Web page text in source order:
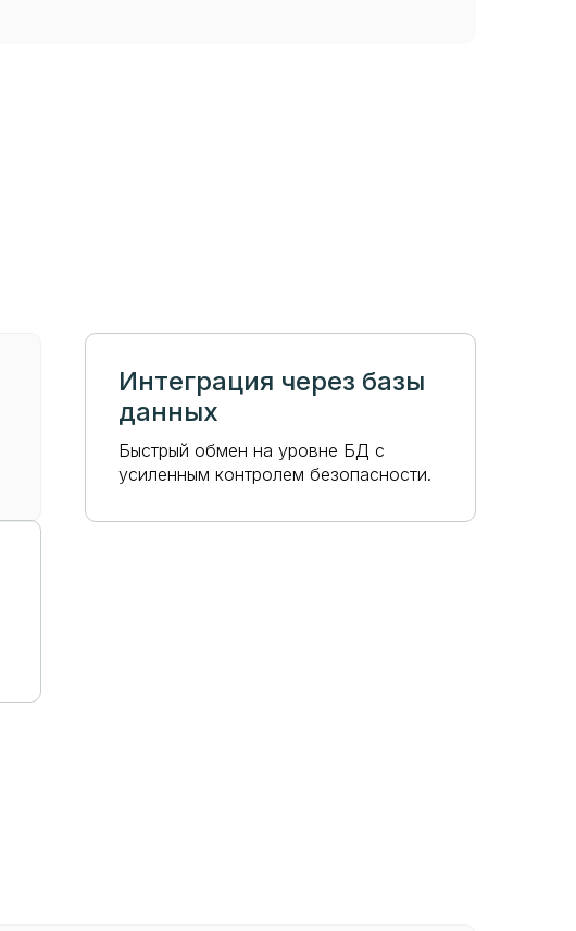
Интеграция через базы
данных
Быстрый обмен на уровне БД с
усиленным контролем безопасности.